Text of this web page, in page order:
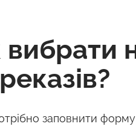
вибрати
заповнити